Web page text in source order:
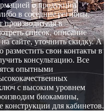
о продукции
в соседние регионы.
производителя в
список, описание
сайте, уточнить скидку. А
разместить свои контакты в
консультацию. Все
опытными
с высоким уровнем
биокамины,
для кабинетов.